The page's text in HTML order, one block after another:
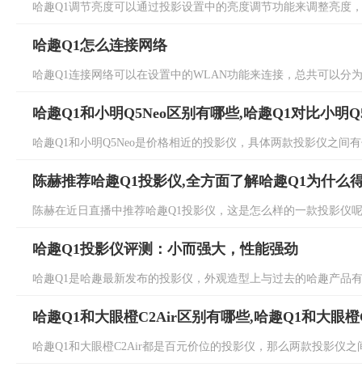
哈趣Q1调节亮度可以通过投影设置中的亮度调节功能来调整亮度
哈趣Q1怎么连接网络
哈趣Q1连接网络可以在设置中的WLAN功能来连接，总共可以分
哈趣Q1和小明Q5Neo区别有哪些,哈趣Q1对比小明
哈趣Q1和小明Q5Neo是价格相近的投影仪，具体两款投影仪之间
陈赫推荐哈趣Q1投影仪,全方面了解哈趣Q1为什么
陈赫在近日直播中推荐哈趣Q1投影仪，这是怎么样的一款投影仪
哈趣Q1投影仪评测：小而强大，性能强劲
哈趣Q1是哈趣最新发布的投影仪，外观造型上与过去的哈趣产品
哈趣Q1和大眼橙C2Air区别有哪些,哈趣Q1和大眼
哈趣Q1和大眼橙C2Air都是百元价位的投影仪，那么两款投影仪